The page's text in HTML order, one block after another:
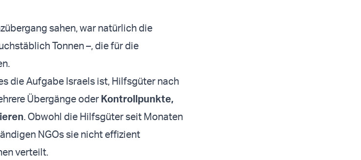
sahen, war natürlich die
Tonnen –, die für die
die Aufgabe Israels ist, Hilfsgüter nach
Übergänge oderKontrollpunkte,
. Obwohl die Hilfsgüter seit Monaten
NGOs sie nicht effizient
verteilt.